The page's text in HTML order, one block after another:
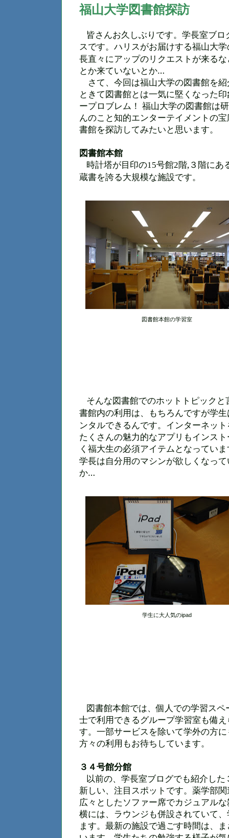
福山大学図書館探訪
皆さんお久しぶりです。学長室ブ
スです。ハリスがお届けする福山大
長直々にアップのリクエストが来る
とか来ていないとか…
さて、今回は福山大学の図書館を
ときて図書館とは一気に堅くなった
ープロブレム！ 福山大学の図書館は
んのこと知的エンターテイメントの
書館を探訪してみたいと思います。
図書館本館
時計塔が目印の15号館2階,３階にあ
蔵書を誇る大規模な施設です。
図書館本館の学習室
そんな図書館でのホットトピックと
書館内の利用は、もちろんですが学
ンタルできるんです。インターネッ
たくさんの魅力的なアプリもインス
く福大生の必須アイテムとなってい
学長は自分用のマシンが欲しくなっ
か…
学生に大人気のipad
図書館本館では、個人での学習ス
士で利用できるグループ学習室も備
す。一部サービスを除いて学外の方
方々の利用もお待ちしています。
３４号館分館
以前の、学長室ブログでも紹介し
新しい、注目スポットです。薬学部
広々としたソファー席でカジュアル
横には、ラウンジも併設されていて
ます。最新の施設で過ごす時間は、